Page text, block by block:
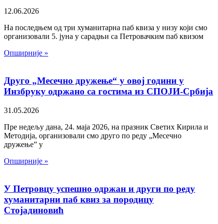
12.06.2026
На последњем од три хуманитарна паб квиза у низу који смо
организовали 5. јуна у сарадњи са Петровачким паб квизом
Опширније »
Друго „Месечно дружење“ у овој години у
Инзбруку одржано са гостима из СПОЈИ-Србија
31.05.2026
Пре недељу дана, 24. маја 2026, на празник Светих Кирила и
Методија, организовали смо друго по реду „Месечно
дружење” у
Опширније »
У Петровцу успешно одржан и други по реду
хуманитарни паб квиз за породицу
Стојадиновић